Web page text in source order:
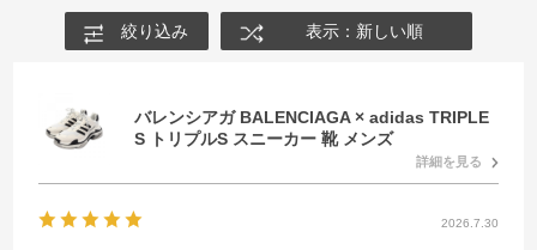
絞り込み 表示：新しい順
バレンシアガ BALENCIAGA × adidas TRIPLE
S トリプルS スニーカー 靴 メンズ
詳細を見る
2026.7.30